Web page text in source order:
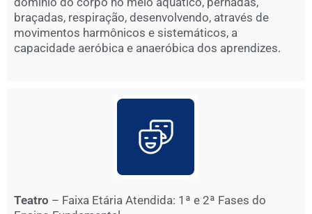
braçadas, respiração, desenvolvendo, através de
movimentos harmônicos e sistemáticos, a
capacidade aeróbica e anaeróbica dos aprendizes.
Teatro – Faixa Etária Atendida: 1ª e 2ª Fases do